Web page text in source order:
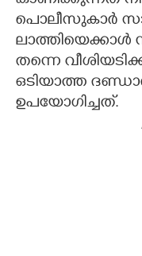
പൊലീസുകാർ
ലാത്തിയെക്കാൾ
തന്നെ
ഒടിയാത്ത
ഉപയോഗിച്ചത്.